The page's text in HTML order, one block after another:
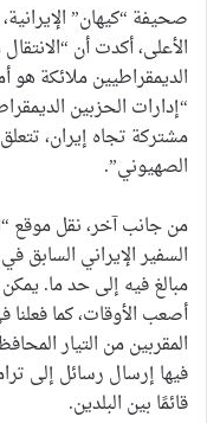
صحيفة “كيهان”
الأعلى، أكدت أن
الديمقراطيين ملائكة
“إدارات الحزبين
مشتركة تجاه إيران،
الصهيوني”.
من جانب آخر، نقل موقع
السفير الإيراني السابق
مبالغ فيه إلى حد ما.
أصعب الأوقات، كما
المقربين من التيار
قائمًا بين البلدين.